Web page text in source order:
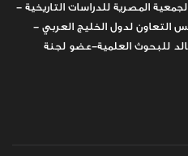
المصرية للدراسات التاريخية -
التعاون لدول الخليج العربي -
للبحوث العلمية-عضو لجنة